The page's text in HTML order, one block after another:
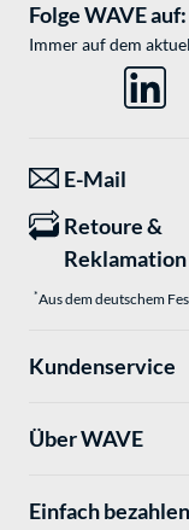
Folge WAVE auf:
Immer auf dem
E-Mail
Retoure &
Reklamation
*Aus dem deutschem
Kundenservice
Über WAVE
Einfach bezahlen